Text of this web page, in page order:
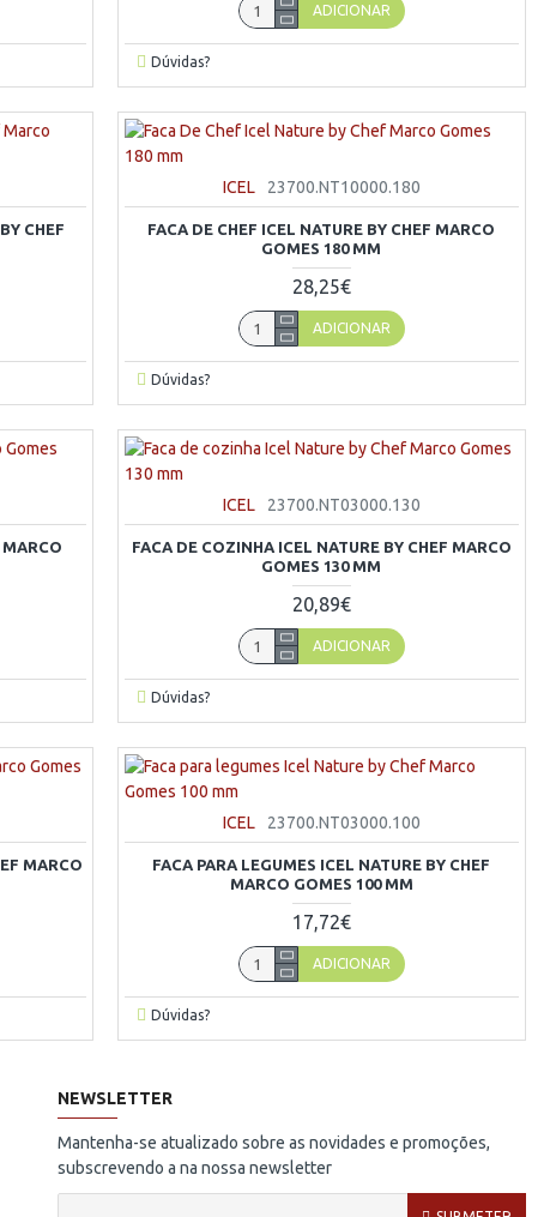
ADICIONAR
Dúvidas?
CHEF
ICEL 23700.NT10000.180
FACA DE CHEF ICEL NATURE BY CHEF MARCO
GOMES 180 MM
28,25€
ADICIONAR
Dúvidas?
MARCO
ICEL 23700.NT03000.130
FACA DE COZINHA ICEL NATURE BY CHEF MARCO
GOMES 130 MM
20,89€
ADICIONAR
Dúvidas?
MARCO
ICEL 23700.NT03000.100
FACA PARA LEGUMES ICEL NATURE BY CHEF
MARCO GOMES 100 MM
17,72€
ADICIONAR
Dúvidas?
NEWSLETTER
Mantenha-se atualizado sobre as novidades e promoções,
subscrevendo a na nossa newsletter